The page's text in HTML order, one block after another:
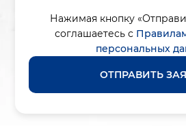
Нажимая кнопку
соглашаетесь с
персональных
ОТПРАВИТЬ